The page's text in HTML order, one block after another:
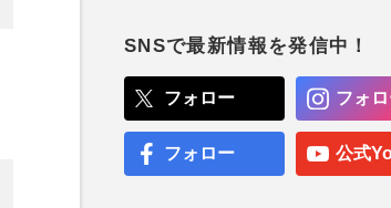
SNSで最新情報を発信中！
フォロー フォ
フォロー 公式